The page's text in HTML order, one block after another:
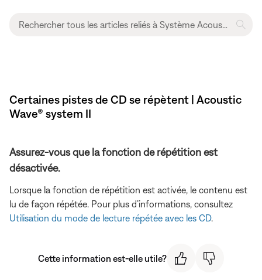
Certaines pistes de CD se répètent | Acoustic
Wave® system II
Assurez-vous que la fonction de répétition est
désactivée.
Lorsque la fonction de répétition est activée, le contenu est
lu de façon répétée. Pour plus d’informations, consultez
Utilisation du mode de lecture répétée avec les CD.
Cette information est-elle utile?